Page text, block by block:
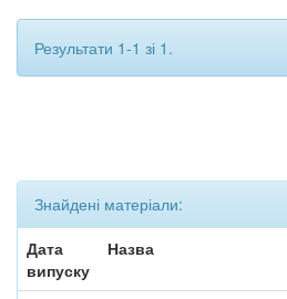
Результати 1-1 зі 1.
Знайдені матеріали:
Дата
випуску
Назва